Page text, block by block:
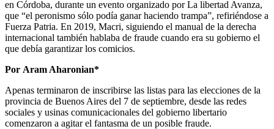
en Córdoba, durante un evento organizado por La libertad Avanza,
que “el peronismo sólo podía ganar haciendo trampa”, refiriéndose a
Fuerza Patria. En 2019, Macri, siguiendo el manual de la derecha
internacional también hablaba de fraude cuando era su gobierno el
que debía garantizar los comicios.
Por Aram Aharonian*
Apenas terminaron de inscribirse las listas para las elecciones de la
provincia de Buenos Aires del 7 de septiembre, desde las redes
sociales y usinas comunicacionales del gobierno libertario
comenzaron a agitar el fantasma de un posible fraude.